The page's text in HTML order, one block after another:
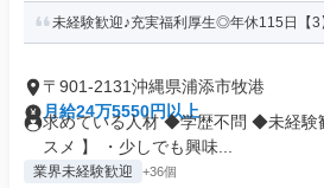
未経験歓迎♪充実福利厚生◎年休115日【3
〒901-2131沖縄県浦添市牧港
月給24万5550円以上
求めている人材 ◆学歴不問 ◆未経験
スメ 】 ・少しでも興味...
業界未経験歓迎 +36個